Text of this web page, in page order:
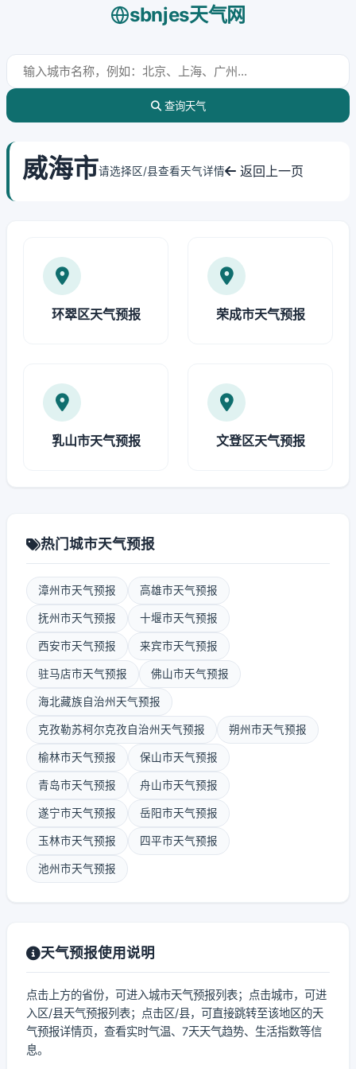
sbnjes天气网
查询天气
威海市请选择区/县查看天气详情 返回上一页
环翠区天气预报 荣成市天气预报
乳山市天气预报 文登区天气预报
热门城市天气预报
漳州市天气预报 高雄市天气预报
抚州市天气预报 十堰市天气预报
西安市天气预报 来宾市天气预报
驻马店市天气预报 佛山市天气预报
海北藏族自治州天气预报
克孜勒苏柯尔克孜自治州天气预报 朔州市天气预报
榆林市天气预报 保山市天气预报
青岛市天气预报 舟山市天气预报
遂宁市天气预报 岳阳市天气预报
玉林市天气预报 四平市天气预报
池州市天气预报
天气预报使用说明
点击上方的省份，可进入城市天气预报列表；点击城市，可进
入区/县天气预报列表；点击区/县，可直接跳转至该地区的天
气预报详情页，查看实时气温、7天天气趋势、生活指数等信
息。